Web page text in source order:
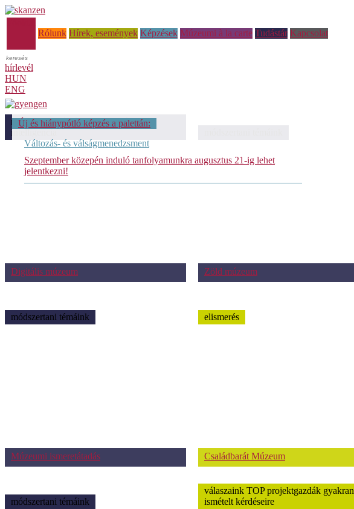
Rólunk Hírek, események Képzések Múzeumi à la carte Tudástár Kapcsolat
hírlevél
HUN
ENG
Új és hiánypótló képzés a palettán:
Változás- és válságmenedzsment
Szeptember közepén induló tanfolyamunkra augusztus 21-ig lehet
jelentkezni!
módszertani témáink: Mesterséges
intelligencia
Digitális múzeum Zöld múzeum
módszertani témáink
Múzeumi ismeretátadás
elismerés
Családbarát Múzeum
módszertani témáink
válaszaink TOP projektgazdák gyakran
ismételt kérdéseire